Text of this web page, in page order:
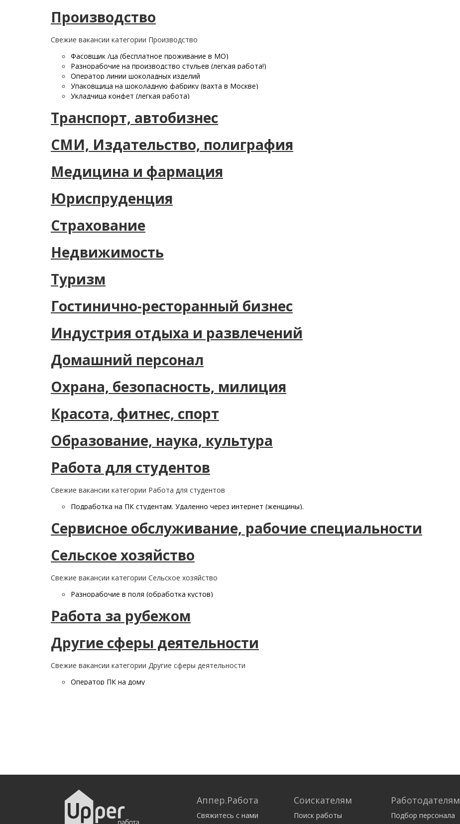
Производство
Свежие вакансии категории Производство
Фасовщик /ца (бесплатное проживание в МО)
Разнорабочие на производство стульев (легкая работа!)
Оператор линии шоколадных изделий
Упаковщица на шоколадную фабрику (вахта в Москве)
Укладчица конфет (легкая работа)
Транспорт, автобизнес
СМИ, Издательство, полиграфия
Медицина и фармация
Юриспруденция
Страхование
Недвижимость
Туризм
Гостинично-ресторанный бизнес
Индустрия отдыха и развлечений
Домашний персонал
Охрана, безопасность, милиция
Красота, фитнес, спорт
Образование, наука, культура
Работа для студентов
Свежие вакансии категории Работа для студентов
Подработка на ПК студентам. Удаленно через интернет (женщины).
Сервисное обслуживание, рабочие специальности
Сельское хозяйство
Свежие вакансии категории Сельское хозяйство
Разнорабочие в поля (обработка кустов)
Работа за рубежом
Другие сферы деятельности
Свежие вакансии категории Другие сферы деятельности
Оператор ПК на дому
Аппер.Работа
Свяжитесь с нами
Соискателям
Поиск работы
Работодателям
Подбор персонала